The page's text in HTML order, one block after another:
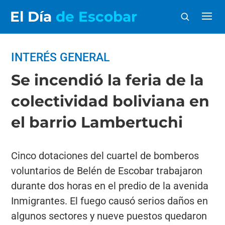
El Día de Escobar
INTERÉS GENERAL
Se incendió la feria de la
colectividad boliviana en
el barrio Lambertuchi
Cinco dotaciones del cuartel de bomberos
voluntarios de Belén de Escobar trabajaron
durante dos horas en el predio de la avenida
Inmigrantes. El fuego causó serios daños en
algunos sectores y nueve puestos quedaron